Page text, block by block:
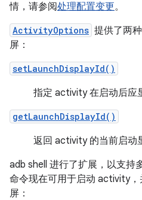
情，请参阅处理配置变更。
ActivityOptions 提供了两
屏：
setLaunchDisplayId()
指定 activity 在启动后应
getLaunchDisplayId()
返回 activity 的当前启动
adb shell 进行了扩展，以支持
命令现在可用于启动 activity
屏：